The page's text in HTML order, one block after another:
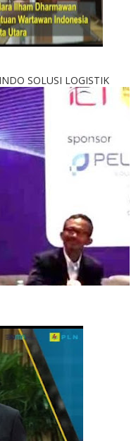
SOLUSI LOGISTIK